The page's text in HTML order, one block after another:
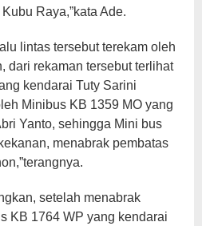
Raya,”kata Ade.
lintas tersebut terekam oleh
dari rekaman tersebut terlihat
kendarai Tuty Sarini
Minibus KB 1359 MO yang
Yanto, sehingga Mini bus
menabrak pembatas
setelah menabrak
KB 1764 WP yang kendarai